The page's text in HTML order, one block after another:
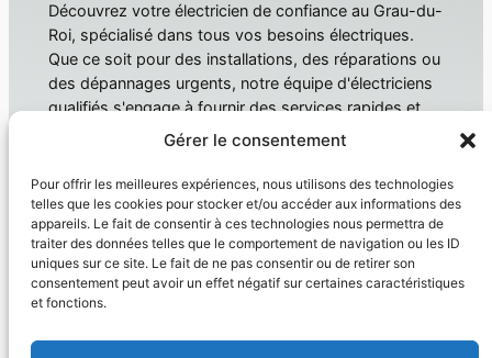
Gérer le consentement
Pour offrir les meilleures expériences, nous utilisons des technologies
telles que les cookies pour stocker et/ou accéder aux informations des
appareils. Le fait de consentir à ces technologies nous permettra de
traiter des données telles que le comportement de navigation ou les ID
uniques sur ce site. Le fait de ne pas consentir ou de retirer son
consentement peut avoir un effet négatif sur certaines caractéristiques
et fonctions.
Découvrez votre électricien de confiance au Grau-du-
Roi, spécialisé dans tous vos besoins électriques.
Que ce soit pour des installations, des réparations ou
des dépannages urgents, notre équipe d'électriciens
qualifiés s'engage à fournir des services rapides et
fiables. Électricien Le Grau-du-Roi
À propos
Domotique
Électricien
Produit
Confidentialité
Politique de confidentialité
Conditions générales
Nous contacter
Réseaux sociaux